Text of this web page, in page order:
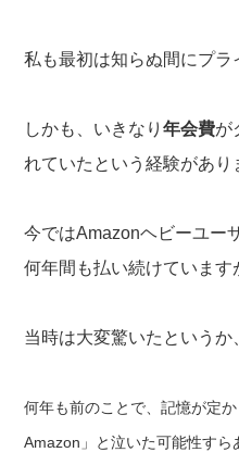
私も最初は知らぬ間にプ
しかも、いきなり年会費が
れていたという経験があり
今ではAmazonヘビーユー
何年間も払い続けていま
当時は大変驚いたというか
何年も前のことで、記憶が定
Amazon」と泣いた可能性すら